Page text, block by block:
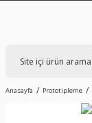
Anasayfa Prototipleme